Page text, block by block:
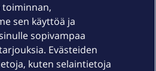
toiminnan,
sen käyttöä ja
sopivampaa
Evästeiden
kuten selaintietoja